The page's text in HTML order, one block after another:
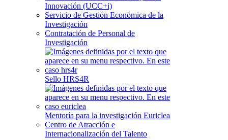
Innovación (UCC+i)
Servicio de Gestión Económica de la
Investigación
Contratación de Personal de
Investigación
Sello HRS4R
Mentoría para la investigación Euriclea
Centro de Atracción e
Internacionalización del Talento